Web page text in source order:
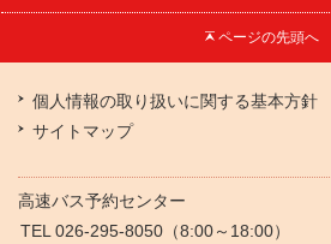
ページの先頭へ
個人情報の取り扱いに関する基本方針
サイトマップ
高速バス予約センター
TEL 026-295-8050（8:00～18:00）